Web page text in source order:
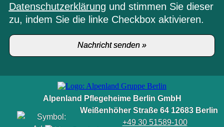
Datenschutzerklärung und stimmen Sie dieser
zu, indem Sie die linke Checkbox aktivieren.
Alpenland Pflegeheime Berlin GmbH
Weißenhöher Straße 64 12683 Berlin
+49 30 51589-100